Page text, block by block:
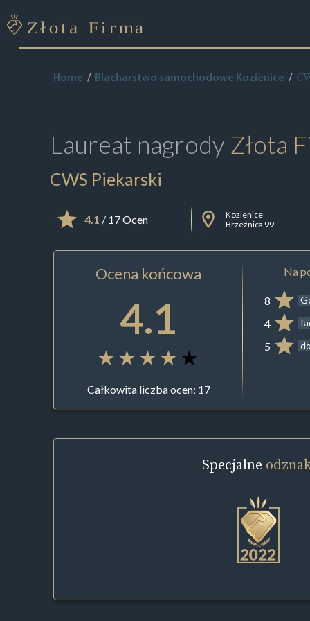
Home Blacharstwo samochodowe Kozienice
Laureat nagrody Złota
CWS Piekarski
4.1 / 17 Ocen
Kozienice
Brzeźnica 99
Ocena końcowa
4.1
Całkowita liczba ocen: 17
Na
8
4
5
Specjalne